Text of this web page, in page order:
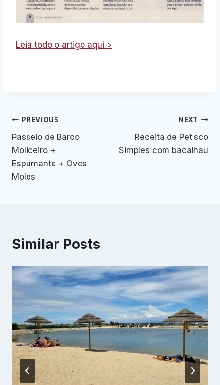
Leia todo o artigo aqui >
Navegação
de
artigos
PREVIOUS
Passeio de Barco
Moliceiro +
Espumante + Ovos
Moles
NEXT
Receita de Petisco
Simples com bacalhau
Similar Posts